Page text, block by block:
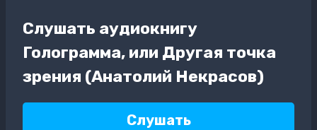
Слушать аудиокнигу
Голограмма, или Другая точка
зрения (Анатолий Некрасов)
Слушать